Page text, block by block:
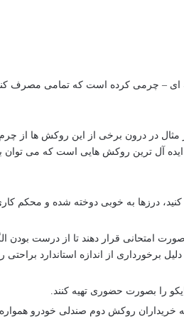
ای – چرمی کرده است که تمامی مصرف
در درون برخی از این روکش ها از
آل ترین روکش هایی است که می
درزها به خوبی دوخته شده و محکم
امتحانی قرار دهند تا از درست بودن
برخورداری از اندازه استاندارد براحتی
را بصورت حضوری تهیه کنند.
خریداران روکش دوم صندلی خودرو